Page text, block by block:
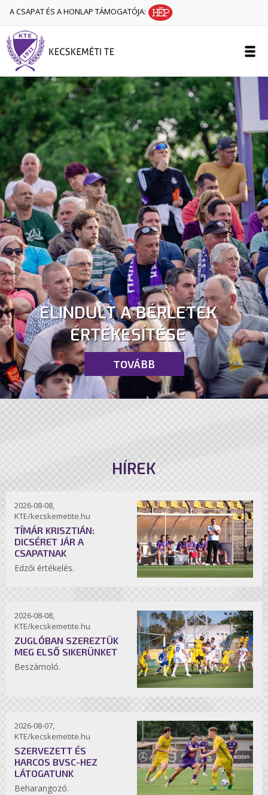
A CSAPAT ÉS A HONLAP TÁMOGATÓJA:
ELINDULT A BÉRLETEK
ÉRTÉKESÍTÉSE
TOVÁBB
HÍREK
2026-08-08,
KTE/kecskemetite.hu
TÍMÁR KRISZTIÁN:
DICSÉRET JÁR A
CSAPATNAK
Edzői értékelés.
2026-08-08,
KTE/kecskemetite.hu
ZUGLÓBAN SZEREZTÜK
MEG ELSŐ SIKERÜNKET
Beszámoló.
2026-08-07,
KTE/kecskemetite.hu
SZERVEZETT ÉS
HARCOS BVSC-HEZ
LÁTOGATUNK
Beharangozó.